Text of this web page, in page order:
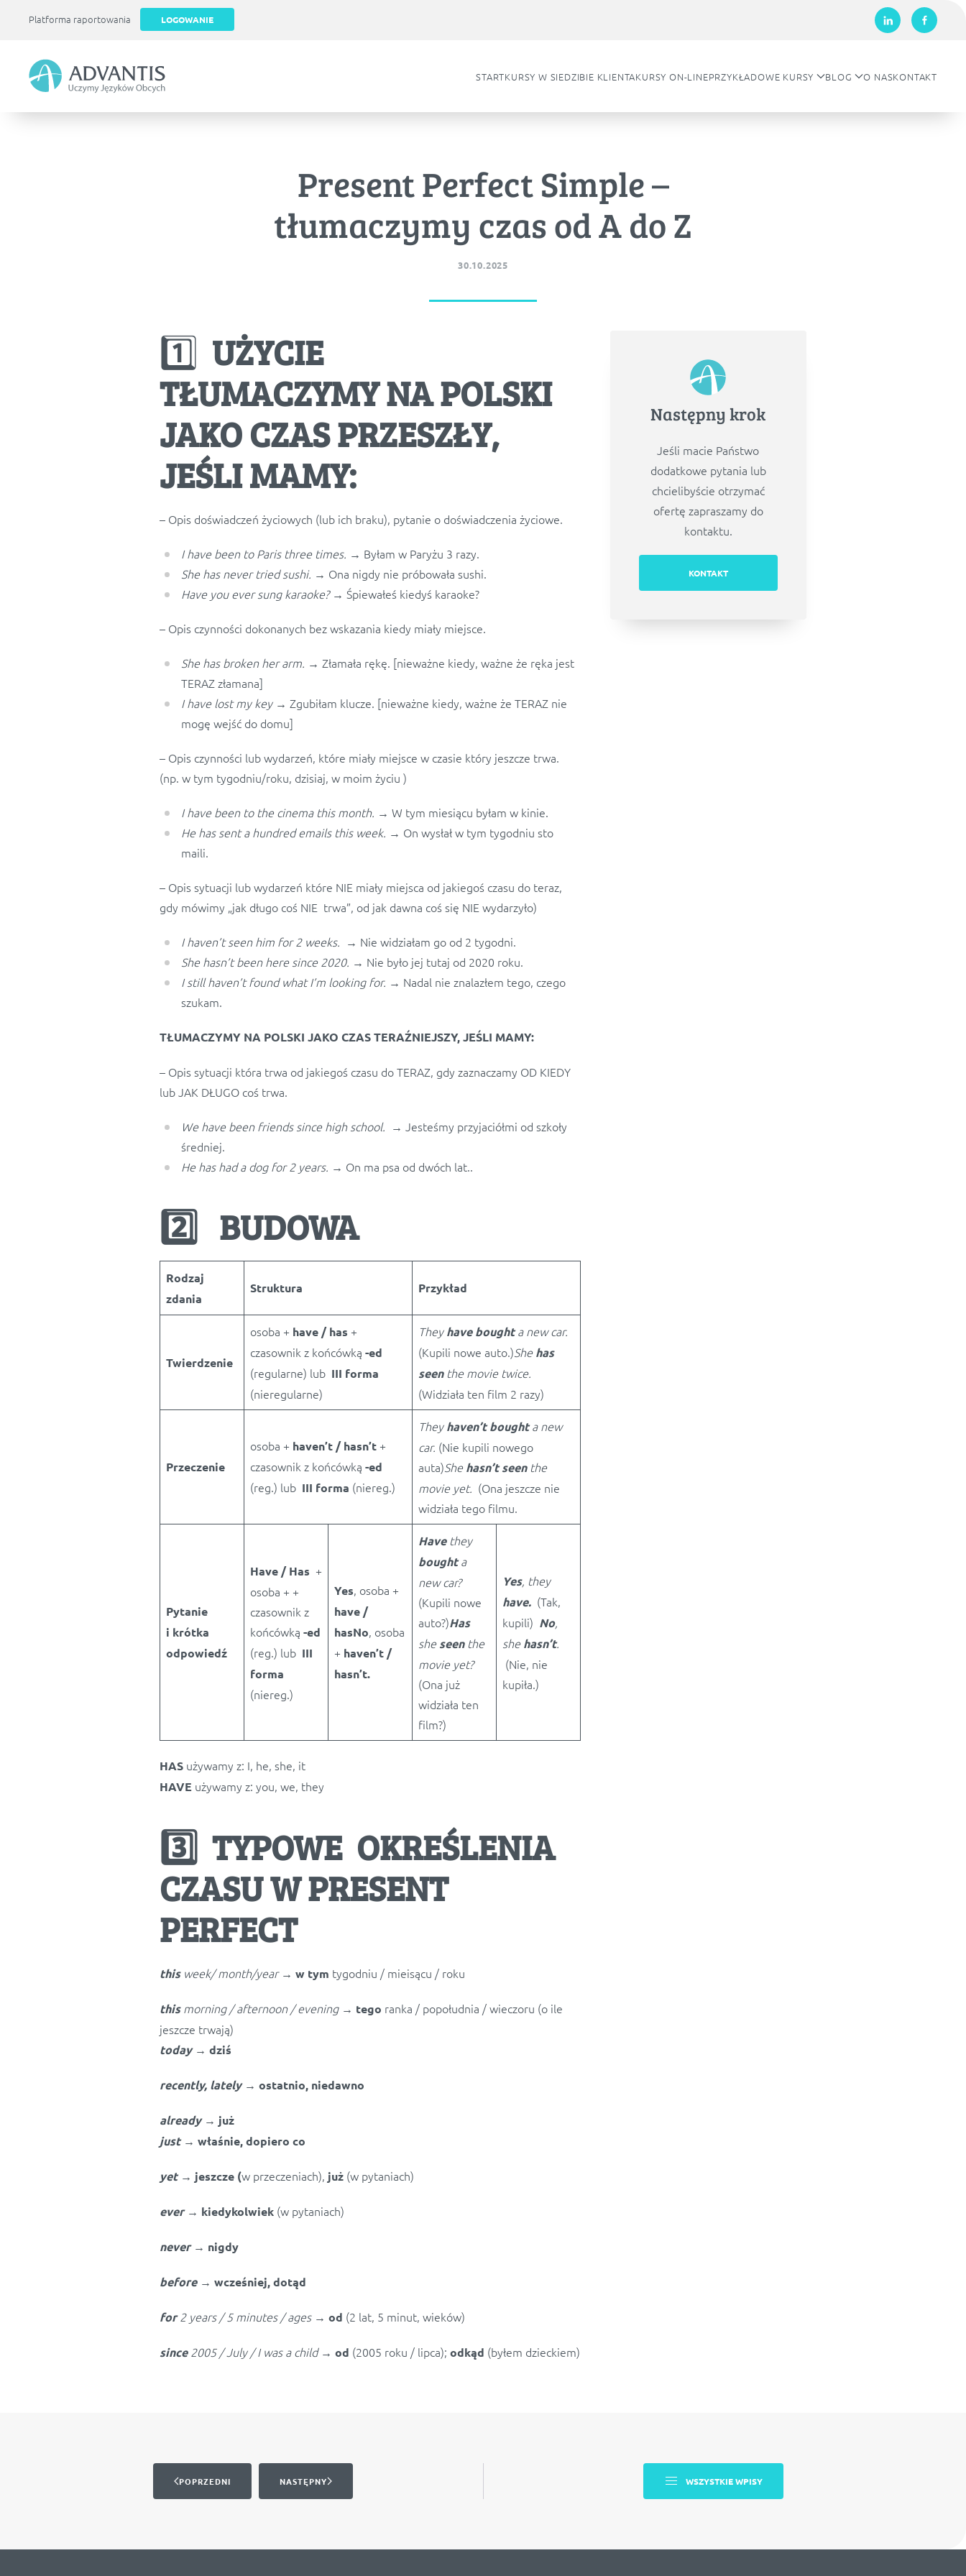
to
main
content
Platforma raportowania LOGOWANIE
STARTKURSY W SIEDZIBIE KLIENTAKURSY ON-LINEPRZYKŁADOWE KURSY BLOG O NASKONTAKT
Present Perfect Simple –
tłumaczymy czas od A do Z
30.10.2025
1️⃣ UŻYCIE
TŁUMACZYMY NA POLSKI
JAKO CZAS PRZESZŁY,
JEŚLI MAMY:
– Opis doświadczeń życiowych (lub ich braku), pytanie o doświadczenia życiowe.
I have been to Paris three times. → Byłam w Paryżu 3 razy.
She has never tried sushi. → Ona nigdy nie próbowała sushi.
Have you ever sung karaoke?→ Śpiewałeś kiedyś karaoke?
– Opis czynności dokonanych bez wskazania kiedy miały miejsce.
She has broken her arm. → Złamała rękę. [nieważne kiedy, ważne że ręka jest
TERAZ złamana]
I have lost my key → Zgubiłam klucze. [nieważne kiedy, ważne że TERAZ nie
mogę wejść do domu]
– Opis czynności lub wydarzeń, które miały miejsce w czasie który jeszcze trwa.
(np. w tym tygodniu/roku, dzisiaj, w moim życiu )
I have been to the cinema this month. → W tym miesiącu byłam w kinie.
He has sent a hundred emails this week. → On wysłał w tym tygodniu sto
maili.
– Opis sytuacji lub wydarzeń które NIE miały miejsca od jakiegoś czasu do teraz,
gdy mówimy „jak długo coś NIE trwa”, od jak dawna coś się NIE wydarzyło)
I haven’t seen him for 2 weeks. → Nie widziałam go od 2 tygodni.
She hasn’t been here since 2020. → Nie było jej tutaj od 2020 roku.
I still haven’t found what I’m looking for. → Nadal nie znalazłem tego, czego
szukam.
TŁUMACZYMY NA POLSKI JAKO CZAS TERAŹNIEJSZY, JEŚLI MAMY:
– Opis sytuacji która trwa od jakiegoś czasu do TERAZ, gdy zaznaczamy OD KIEDY
lub JAK DŁUGO coś trwa.
We have been friends since high school. → Jesteśmy przyjaciółmi od szkoły
średniej.
He has had a dog for 2 years. → On ma psa od dwóch lat..
2️⃣ BUDOWA
Rodzaj
zdania
Struktura Przykład
Twierdzenie
osoba + have / has +
czasownik z końcówką -ed
(regularne) lub III forma
(nieregularne)
Theyhave boughta new car.
(Kupili nowe auto.)She has
seenthe movie twice.
(Widziała ten film 2 razy)
Przeczenie
osoba + haven’t / hasn’t +
czasownik z końcówką -ed
(reg.) lub III forma (niereg.)
Theyhaven’t boughta new
car. (Nie kupili nowego
auta)She hasn’t seen the
movie yet. (Ona jeszcze nie
widziała tego filmu.
Pytanie
i krótka
odpowiedź
Have / Has +
osoba + +
czasownik z
końcówką -ed
(reg.) lub III
forma
(niereg.)
Yes, osoba +
have /
hasNo, osoba
+ haven’t /
hasn’t.
Have they
boughta
new car?
(Kupili nowe
auto?)Has
she seen the
movie yet?
(Ona już
widziała ten
film?)
Yes, they
have. (Tak,
kupili) No,
she hasn’t.
(Nie, nie
kupiła.)
HAS używamy z: I, he, she, it
HAVE używamy z: you, we, they
3️⃣ TYPOWE OKREŚLENIA
CZASU W PRESENT
PERFECT
this week/ month/year → w tym tygodniu / mieisącu / roku
thismorning / afternoon / evening → tego ranka / popołudnia / wieczoru (o ile
jeszcze trwają)
today → dziś
recently, lately → ostatnio, niedawno
already → już
just → właśnie, dopiero co
yet → jeszcze (w przeczeniach), już (w pytaniach)
ever → kiedykolwiek (w pytaniach)
never → nigdy
before → wcześniej, dotąd
for2 years / 5 minutes / ages → od (2 lat, 5 minut, wieków)
since2005 / July / I was a child → od (2005 roku / lipca); odkąd (byłem dzieckiem)
Następny krok
Jeśli macie Państwo
dodatkowe pytania lub
chcielibyście otrzymać
ofertę zapraszamy do
kontaktu.
KONTAKT
WSZYSTKIE WPISY
POPRZEDNI NASTĘPNY